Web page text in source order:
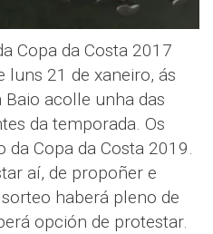
Copa da Costa 2017
luns 21 de xaneiro, ás
Baio acolle unha das
da temporada. Os
Copa da Costa 2019.
aí, de propoñer e
haberá pleno de
opción de protestar.